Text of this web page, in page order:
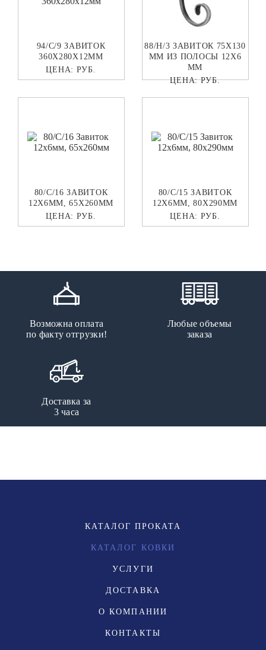
94/C/9 ЗАВИТОК
360Х280Х12ММ
ЦЕНА: РУБ.
88/H/3 ЗАВИТОК 75Х130
ММ ИЗ ПОЛОСЫ 12Х6
ММ
ЦЕНА:РУБ.
80/C/16 ЗАВИТОК
12Х6ММ, 65Х260ММ
ЦЕНА: РУБ.
80/C/15 ЗАВИТОК
12Х6ММ, 80Х290ММ
ЦЕНА: РУБ.
Возможна оплата
по факту отгрузки!
Любые объемы
заказа
Доставка за
3 часа
КАТАЛОГ ПРОКАТА
КАТАЛОГ КОВКИ
УСЛУГИ
ДОСТАВКА
О КОМПАНИИ
КОНТАКТЫ